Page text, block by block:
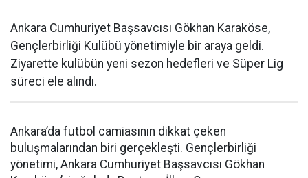
Ankara Cumhuriyet Başsavcısı Gökhan Karaköse,
Gençlerbirliği Kulübü yönetimiyle bir araya geldi.
Ziyarette kulübün yeni sezon hedefleri ve Süper Lig
süreci ele alındı.
Ankara’da futbol camiasının dikkat çeken
buluşmalarından biri gerçekleşti. Gençlerbirliği
yönetimi, Ankara Cumhuriyet Başsavcısı Gökhan